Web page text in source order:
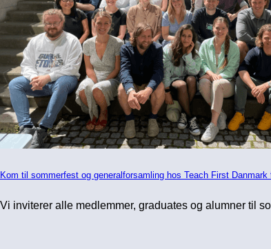
Kom til sommerfest og generalforsamling hos Teach First Danmark
Vi inviterer alle medlemmer, graduates og alumner til